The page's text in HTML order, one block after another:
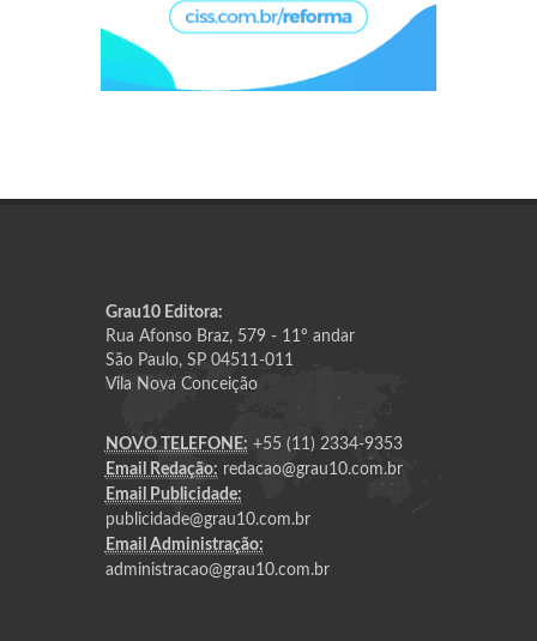
Grau10 Editora:
Rua Afonso Braz, 579 - 11º andar
São Paulo, SP 04511-011
Vila Nova Conceição
NOVO TELEFONE: +55 (11) 2334-9353
Email Redação: redacao@grau10.com.br
Email Publicidade:
publicidade@grau10.com.br
Email Administração:
administracao@grau10.com.br